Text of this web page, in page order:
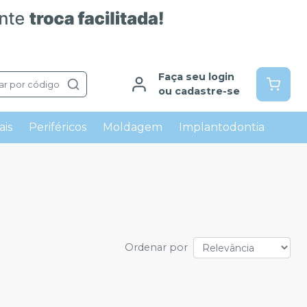
por código
Faça seu login
ou cadastre-se
Periféricos Moldagem Implantodontia
Ordenar por